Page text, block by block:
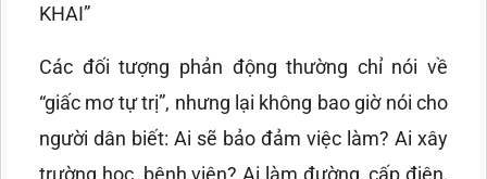
KHAI”
Các đối tượng phản động thường chỉ nói về
“giấc mơ tự trị”, nhưng lại không bao giờ nói cho
người dân biết: Ai sẽ bảo đảm việc làm? Ai xây
trường học, bệnh viện? Ai làm đường, cấp điện,